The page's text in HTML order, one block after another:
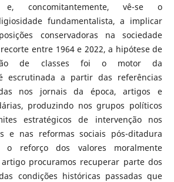
e, concomitantemente, vê-se o
fundamentalista, a implicar
conservadoras na sociedade
entre 1964 e 2022, a hipótese de
de classes foi o motor da
escrutinada a partir das referências
nos jornais da época, artigos e
produzindo nos grupos políticos
estratégicos de intervenção nos
e nas reformas sociais pós-ditadura
reforço dos valores moralmente
procuramos recuperar parte dos
condições históricas passadas que